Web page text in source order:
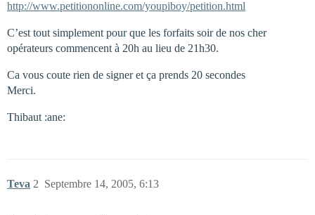
http://www.petitiononline.com/youpiboy/petition.html
C’est tout simplement pour que les forfaits soir de nos cher
opérateurs commencent à 20h au lieu de 21h30.
Ca vous coute rien de signer et ça prends 20 secondes
Merci.
Thibaut :ane:
Teva Septembre 14, 2005, 6:13
2